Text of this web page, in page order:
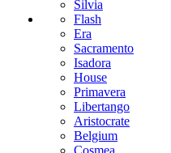
Silvia
Flash
Era
Sacramento
Isadora
House
Primavera
Libertango
Aristocrate
Belgium
Cosmea